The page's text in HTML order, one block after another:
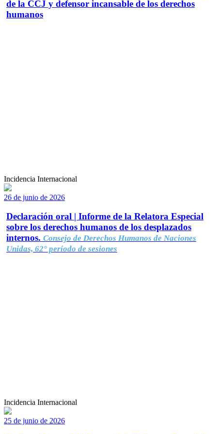
de la CCJ y defensor incansable de los derechos
humanos
Incidencia Internacional
26 de junio de 2026
Declaración oral | Informe de la Relatora Especial
sobre los derechos humanos de los desplazados
internos. Consejo de Derechos Humanos de Naciones
Unidas, 62° período de sesiones
Incidencia Internacional
25 de junio de 2026